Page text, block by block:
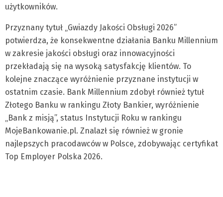
użytkowników.
Przyznany tytuł „Gwiazdy Jakości Obsługi 2026”
potwierdza, że konsekwentne działania Banku Millennium
w zakresie jakości obsługi oraz innowacyjności
przekładają się na wysoką satysfakcję klientów. To
kolejne znaczące wyróżnienie przyznane instytucji w
ostatnim czasie. Bank Millennium zdobył również tytuł
Złotego Banku w rankingu Złoty Bankier, wyróżnienie
„Bank z misją”, status Instytucji Roku w rankingu
MojeBankowanie.pl. Znalazł się również w gronie
najlepszych pracodawców w Polsce, zdobywając certyfikat
Top Employer Polska 2026.